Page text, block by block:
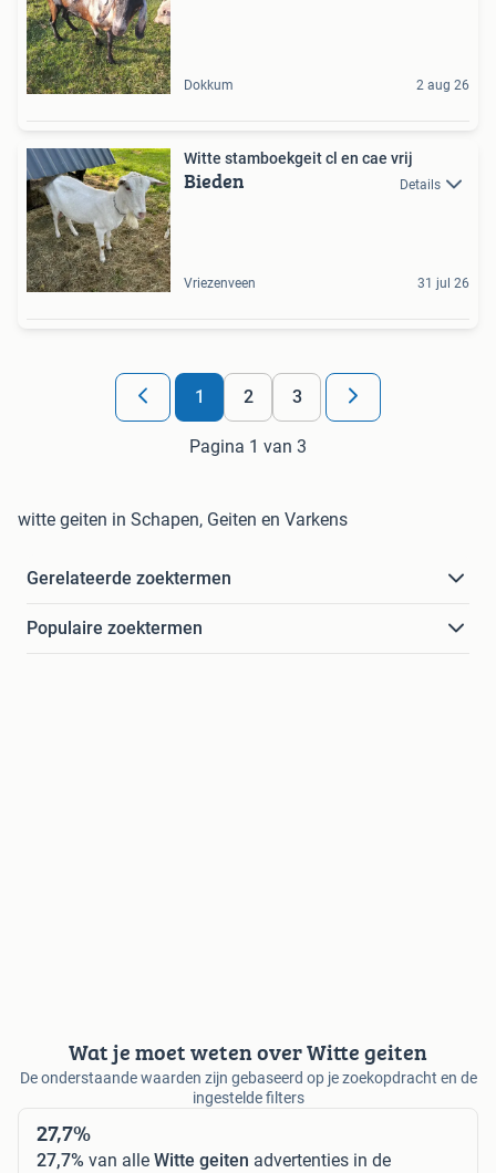
Dokkum 2 aug 26
Witte stamboekgeit cl en cae vrij
Bieden Details
Vriezenveen 31 jul 26
1 2 3
Pagina 1 van 3
witte geiten in Schapen, Geiten en Varkens
Gerelateerde zoektermen
Populaire zoektermen
Wat je moet weten over Witte geiten
De onderstaande waarden zijn gebaseerd op je zoekopdracht en de
ingestelde filters
27,7%
27,7% van alle Witte geiten advertenties in de